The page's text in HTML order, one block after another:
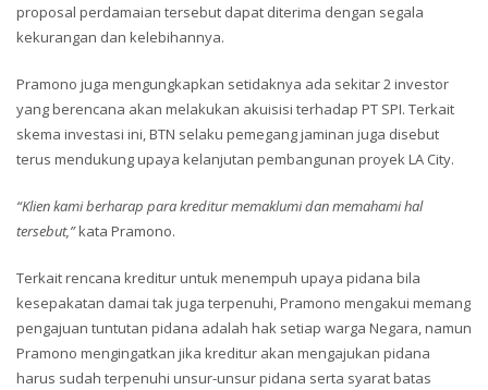
proposal perdamaian tersebut dapat diterima dengan segala
kekurangan dan kelebihannya.
Pramono juga mengungkapkan setidaknya ada sekitar 2 investor
yang berencana akan melakukan akuisisi terhadap PT SPI. Terkait
skema investasi ini, BTN selaku pemegang jaminan juga disebut
terus mendukung upaya kelanjutan pembangunan proyek LA City.
“Klien kami berharap para kreditur memaklumi dan memahami hal
tersebut,”kata Pramono.
Terkait rencana kreditur untuk menempuh upaya pidana bila
kesepakatan damai tak juga terpenuhi, Pramono mengakui memang
pengajuan tuntutan pidana adalah hak setiap warga Negara, namun
Pramono mengingatkan jika kreditur akan mengajukan pidana
harus sudah terpenuhi unsur-unsur pidana serta syarat batas